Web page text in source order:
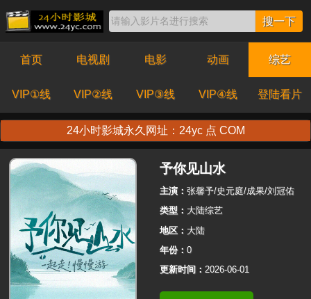
搜一下
首页 电视剧 电影 动画 综艺
VIP①线 VIP②线 VIP③线 VIP④线 登陆看片
24小时影城永久网址：24yc 点 COM
予你见山水
主演：张馨予/史元庭/成果/刘冠佑
类型： 大陆综艺
地区： 大陆
年份：0
更新时间：2026-06-01